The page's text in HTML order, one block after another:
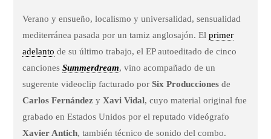
Verano y ensueño, localismo y universalidad, sensualidad
mediterránea pasada por un tamiz anglosajón. Elprimer
adelanto de su último trabajo, el EP autoeditado de cinco
cancionesSummerdream, vino acompañado de un
sugerente videoclip facturado porSix Producciones de
Carlos Fernández yXavi Vidal, cuyo material original fue
grabado en Estados Unidos por el reputado videógrafo
Xavier Antich, también técnico de sonido del combo.